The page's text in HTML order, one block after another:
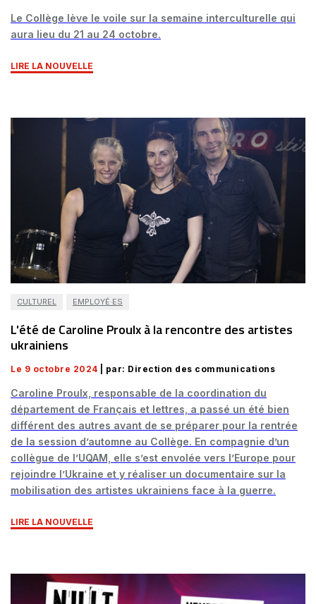
Le Collège lève le voile sur la semaine interculturelle qui
aura lieu du 21 au 24 octobre.
LIRE LA NOUVELLE
CULTUREL EMPLOYÉ·ES
L'été de Caroline Proulx à la rencontre des artistes
ukrainiens
Le 9 octobre 2024 | par: Direction des communications
Caroline Proulx, responsable de la coordination du
département de Français et lettres, a passé un été bien
différent des autres avant de se préparer pour la rentrée
de la session d’automne au Collège. En compagnie d’un
collègue de l’UQAM, elle s’est envolée vers l’Europe pour
rejoindre l’Ukraine et y réaliser un documentaire sur la
mobilisation des artistes ukrainiens face à la guerre.
LIRE LA NOUVELLE